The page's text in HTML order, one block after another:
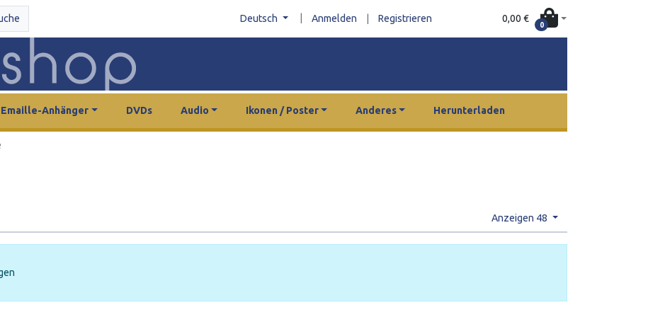
Deutsch Anmelden Registrieren 0,00 €
0
Emaille-Anhänger DVDs Audio Ikonen / Poster Anderes Herunterladen
Anzeigen 48